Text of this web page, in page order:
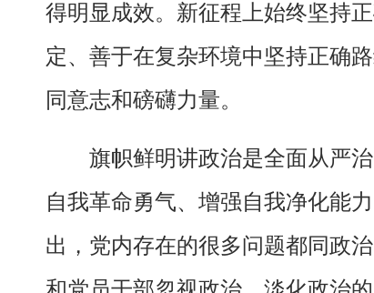
得明显成效。新征程上始终坚持
定、善于在复杂环境中坚持正确
同意志和磅礴力量。
旗帜鲜明讲政治是全面从严
自我革命勇气、增强自我净化能
出，党内存在的很多问题都同政